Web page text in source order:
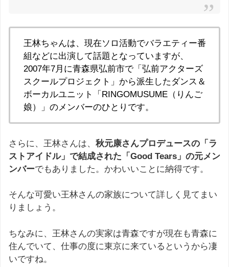
王林ちゃんは、現在ソロ活動でバラエティー番
組などに出演して話題となっていますが、
2007年7月に青森県弘前市で「弘前アクターズ
スクールプロジェクト」から派生したダンス＆
ボーカルユニット「RINGOMUSUME（りんご
娘）」のメンバーのひとりです。
さらに、王林さんは、 秋元康さんプロデュースの「ラ
ストアイドル」で結成された「Good Tears」の元メン
ンバーでもありました。かわいいことに納得です。
そんな可愛い王林さんの家族について詳しく見てまい
りましょう。
ちなみに、王林さんの実家は青森ですが現在も青森に
住んでいて、仕事の度に東京に来ているというから凄
いですね。